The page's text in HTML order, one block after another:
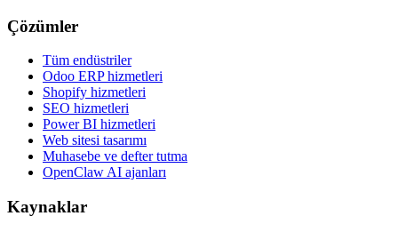
Çözümler
Tüm endüstriler
Odoo ERP hizmetleri
Shopify hizmetleri
SEO hizmetleri
Power BI hizmetleri
Web sitesi tasarımı
Muhasebe ve defter tutma
OpenClaw AI ajanları
Kaynaklar